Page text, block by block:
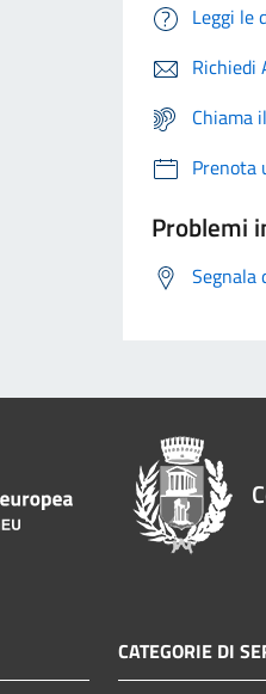
Leggi le
Richiedi
Chiama
Prenota
Problemi
Segnala
CATEGORIE DI